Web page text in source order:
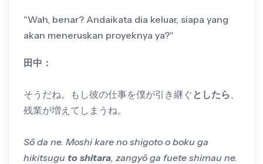
"Wah, benar? Andaikata dia keluar, siapa yang
akan meneruskan proyeknya ya?"
田中：
そうだね。もし彼の仕事を僕が引き継ぐ としたら
残業が増えてしまうね。
Sō da ne. Moshi kare no shigoto o boku ga
hikitsugu to shitara, zangyō ga fuete shimau ne.